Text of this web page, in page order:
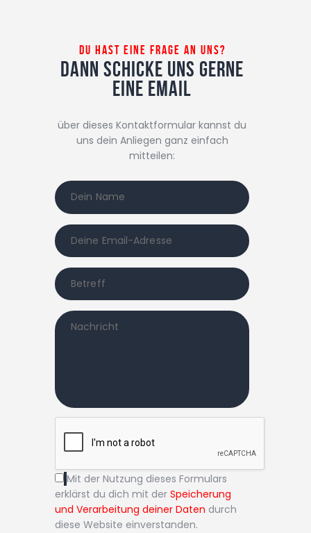
Du hast eine Frage an uns?
Dann schicke uns gerne
eine Email
über dieses Kontaktformular kannst du
uns dein Anliegen ganz einfach
mitteilen:
Mit der Nutzung dieses Formulars
erklärst du dich mit der Speicherung
und Verarbeitung deiner Daten durch
diese Website einverstanden.